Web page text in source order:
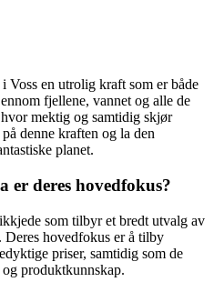
Voss en utrolig kraft som er både
fjellene, vannet og alle de
mektig og samtidig skjør
denne kraften og la den
planet.
er deres hovedfokus?
som tilbyr et bredt utvalg av
hovedfokus er å tilby
priser, samtidig som de
produktkunnskap.